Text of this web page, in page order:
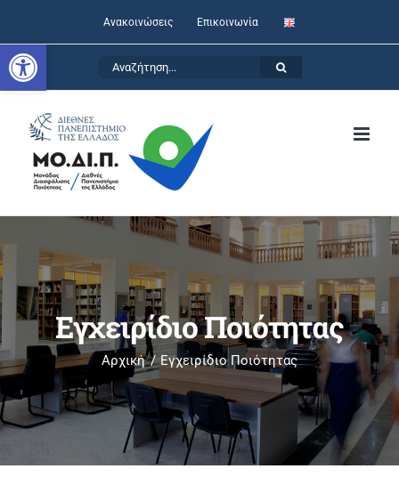
Ανοίξτε τη γραμμή εργαλείων
to
content
Ανακοινώσεις Επικοινωνία
Εγχειρίδιο Ποιότητας
Αρχική Εγχειρίδιο Ποιότητας